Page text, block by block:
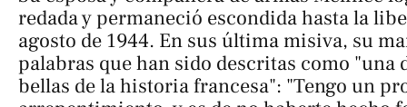
redada y permaneció escondida hasta la
agosto de 1944. En sus última misiva, su
palabras que han sido descritas como "una
bellas de la historia francesa": "Tengo un